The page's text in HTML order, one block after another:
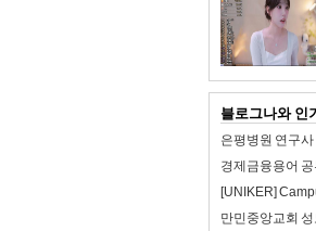
블로그나와 인
은평병원 연구
경제금융용어
[UNIKER]
만민중앙교회